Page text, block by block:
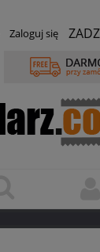
Zaloguj się